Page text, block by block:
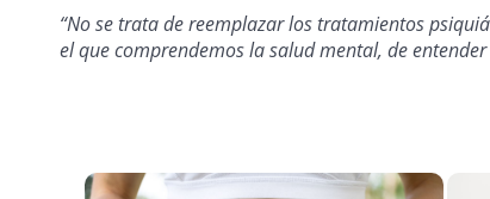
“No se trata de reemplazar los tratamientos
el que comprendemos la salud mental, de